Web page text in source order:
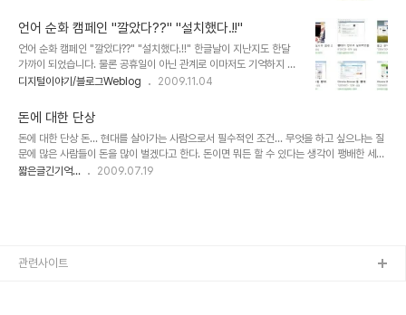
를 적지 않게 보게 됩니다..
은 현 시점에서 드로이드가 국내에서는 모토쿼티란 이름으로 출시된
것- 대신 모토로이라는 이상한 물건을 -이 모토로이가 요즘은 홈쇼핑
에서 떨이식으로 판매가 된다죠? 그것도 좋은 조건이 아님에도 그럴싸
하게 포장하여... 흐~ 홈쇼핑에서 구매하려 할 땐 반드시 인터넷 검색
을 동반할 필요가 있습니다.- 사용해야했습니다. 얼마 전의 일이지만
기대와는 달리 해외에서 한참 인기를 얻..
언어 순화 캠페인 "깔았다??" "설치했다.!!"
언어 순화 캠페인 "깔았다??" "설치했다.!!" 한글날이 지난지도 한달
가까이 되었습니다. 물론 공휴일이 아닌 관계로 이마저도 기억하지 못
하고 지나친 사람들도 많았으리라 생각됩니다. 우리의 말을 하지 못하
님의 책 『나는 빠리의 택시운전사』에 보면 많은 프랑스 사람들은 스스
로 어떻게 하면 자국어의 말을 좀더 아름답게 사용할까를 항상 생각하
고 어떤 상황에 있어서도 새로운 단어를 좀 더 좋고 새롭게 만들고자
하는 노력에 대해 언급하는 내용이 나옵니다. 저는 이러한 내용을 읽으
면서 과연 우리는 우리의 말을 얼마나 아끼며 살고 있는가를 되짚어 생
디지털이야기/블로그Weblog 2009.11.04
돈에 대한 단상
돈에 대한 단상 돈... 현대를 살아가는 사람으로서 필수적인 조건... 무엇을 하고 싶으냐는 질
문에 많은 사람들이 돈을 많이 벌겠다고 한다. 돈이면 뭐든 할 수 있다는 생각이 팽배한 세상
에서 돈을 잘 벌고 못벌고는 능력을 평가하는 척도와 같다. 그것이 싫은데... 그래서 벗어나고
짧은글긴기억... 2009.07.19
관련사이트